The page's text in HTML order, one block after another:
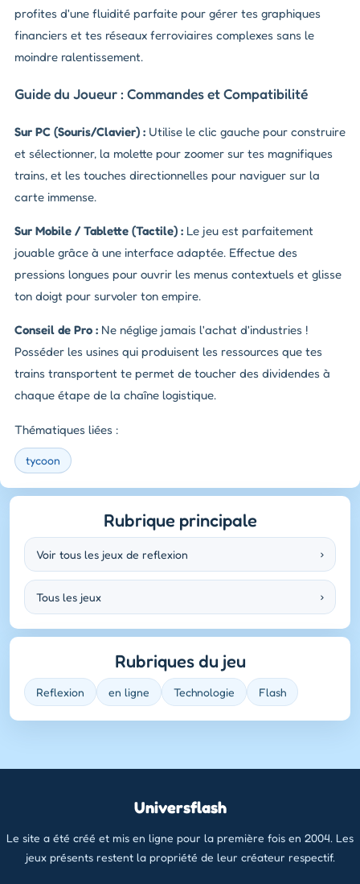
profites d'une fluidité parfaite pour gérer tes graphiques
financiers et tes réseaux ferroviaires complexes sans le
moindre ralentissement.
Guide du Joueur : Commandes et Compatibilité
Sur PC (Souris/Clavier) : Utilise le clic gauche pour construire
et sélectionner, la molette pour zoomer sur tes magnifiques
trains, et les touches directionnelles pour naviguer sur la
carte immense.
Sur Mobile / Tablette (Tactile) : Le jeu est parfaitement
jouable grâce à une interface adaptée. Effectue des
pressions longues pour ouvrir les menus contextuels et glisse
ton doigt pour survoler ton empire.
Conseil de Pro : Ne néglige jamais l'achat d'industries !
Posséder les usines qui produisent les ressources que tes
trains transportent te permet de toucher des dividendes à
chaque étape de la chaîne logistique.
Thématiques liées :
tycoon
Rubrique principale
Voir tous les jeux de reflexion ›
Tous les jeux ›
Rubriques du jeu
Reflexion en ligne Technologie Flash
Universflash
Le site a été créé et mis en ligne pour la première fois en 2004. Les
jeux présents restent la propriété de leur créateur respectif.